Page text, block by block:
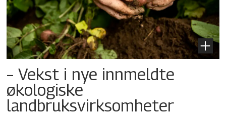
– Vekst i nye innmeldte
økologiske
landbruksvirksomheter